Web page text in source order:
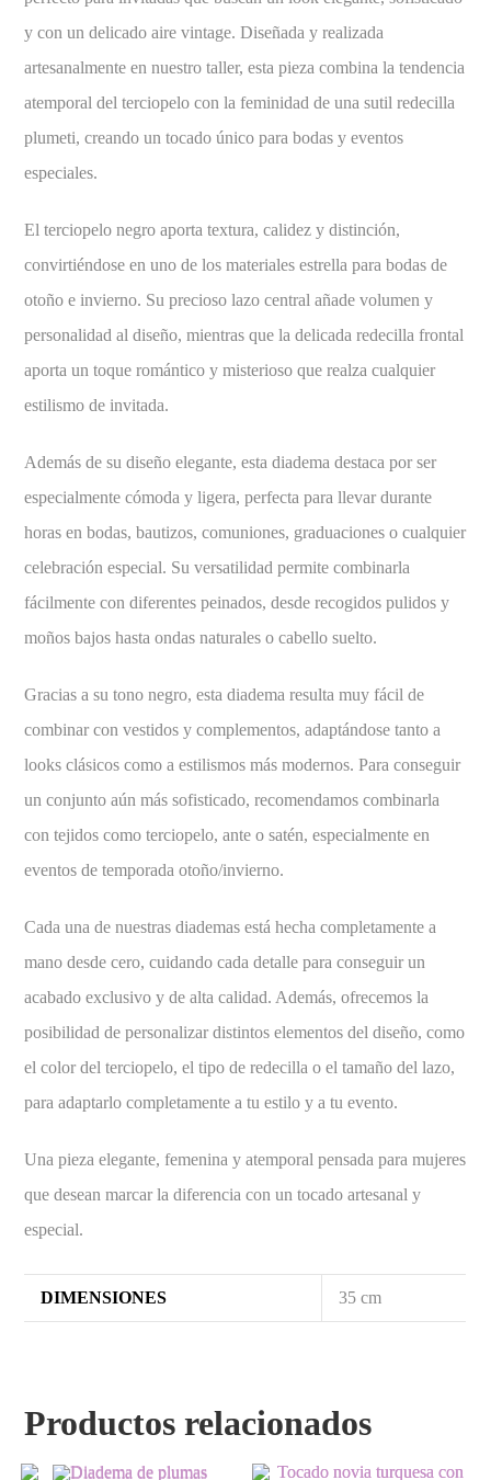
y con un delicado aire vintage. Diseñada y realizada
artesanalmente en nuestro taller, esta pieza combina la tendencia
atemporal del terciopelo con la feminidad de una sutil redecilla
plumeti, creando un tocado único para bodas y eventos
especiales.
El terciopelo negro aporta textura, calidez y distinción,
convirtiéndose en uno de los materiales estrella para bodas de
otoño e invierno. Su precioso lazo central añade volumen y
personalidad al diseño, mientras que la delicada redecilla frontal
aporta un toque romántico y misterioso que realza cualquier
estilismo de invitada.
Además de su diseño elegante, esta diadema destaca por ser
especialmente cómoda y ligera, perfecta para llevar durante
horas en bodas, bautizos, comuniones, graduaciones o cualquier
celebración especial. Su versatilidad permite combinarla
fácilmente con diferentes peinados, desde recogidos pulidos y
moños bajos hasta ondas naturales o cabello suelto.
Gracias a su tono negro, esta diadema resulta muy fácil de
combinar con vestidos y complementos, adaptándose tanto a
looks clásicos como a estilismos más modernos. Para conseguir
un conjunto aún más sofisticado, recomendamos combinarla
con tejidos como terciopelo, ante o satén, especialmente en
eventos de temporada otoño/invierno.
Cada una de nuestras diademas está hecha completamente a
mano desde cero, cuidando cada detalle para conseguir un
acabado exclusivo y de alta calidad. Además, ofrecemos la
posibilidad de personalizar distintos elementos del diseño, como
el color del terciopelo, el tipo de redecilla o el tamaño del lazo,
para adaptarlo completamente a tu estilo y a tu evento.
Una pieza elegante, femenina y atemporal pensada para mujeres
que desean marcar la diferencia con un tocado artesanal y
especial.
DIMENSIONES 35 cm
Productos relacionados